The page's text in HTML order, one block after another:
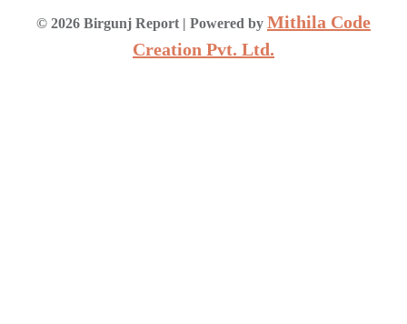
© 2026 Birgunj Report | Powered by Mithila Code
Creation Pvt. Ltd.